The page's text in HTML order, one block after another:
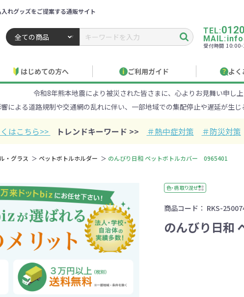
れグッズをご提案する通販サイト
万来ドットbiz ／ 名入れ・販促品・記念品・オリジナルグッズ
コットントートバッグ
オーガニックコットン
バッグ
グ
デニムバッグ
ランチバッグ サコッシュ
コットン巾着・リュック 不織布巾着・リュック
ック
クリア・ビニールポー
ポリエステルポーチ コッ
フラットポーチ
財布 コインケース カー
陶器マグカップ プラスチックマグカップ
ステンレスタンブラー
ー
ペン・筆記用具
単色ボールペン
文具・ステーショナリー
付箋
モバイルバッテリー・充
電器
USBグッズ
51～100円 101～150円
501～1000円 1001～2000円
10001円以上
展示会向けバッグ 展示会向けノベルティ
再生コットン 再生ＰＥＴ 再
竹・バンブーファイバー ジュート
社会貢献機能付き
フェアトレード 樹を・サンゴを植える
営業活動ツール・粗品
お菓子系 文具・知育玩具系 イ
ファッション雑貨 エコ・アイデア雑貨
シニア向け
健康・癒しグッズ 防犯グッズ モバ
和風・和雑貨
展示会ノベルティ特集 フルカラー印刷で訴求力UP 名入
夏のノベルティ特集 秋のノベルティ特集
SDGs推進 環境保全
向け
バッグ・ポーチ
メーカー向け
アパレル 住宅・不動産
カーディーラー 美容系サロン
はじめての方へ ご利用ガイド
見積もり作成について のし・包装
よく
見積もりサポート お急ぎ在庫確
TEL:
受付時間
令和8年熊本地震により被災された皆さまに、心よりお見舞い申し上
による道路規制や交通網の乱れに伴い、一部地域での集配停止や遅延が生じ
はこちら>> トレンドキーワード >> ＃熱中症対策 ＃防災対策
・グラス ペットボトルホルダー のんびり日和 ペットボトルカバー 0965401
色・柄 取り混ぜ
商品コード： RKS-
のんびり日和